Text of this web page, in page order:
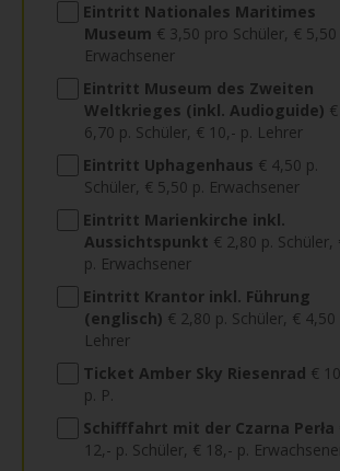
Eintritt Nationales Maritimes
Museum € 3,50 pro Schüler, € 5,50
Erwachsener
Eintritt Museum des Zweiten
Weltkrieges (inkl. Audioguide) €
6,70 p. Schüler, € 10,- p. Lehrer
Eintritt Uphagenhaus € 4,50 p.
Schüler, € 5,50 p. Erwachsener
Eintritt Marienkirche inkl.
Aussichtspunkt € 2,80 p. Schüler,
p. Erwachsener
Eintritt Krantor inkl. Führung
(englisch) € 2,80 p. Schüler, € 4,50
Lehrer
Ticket Amber Sky Riesenrad €
p. P.
Schifffahrt mit der Czarna Perła
12,- p. Schüler, € 18,- p.